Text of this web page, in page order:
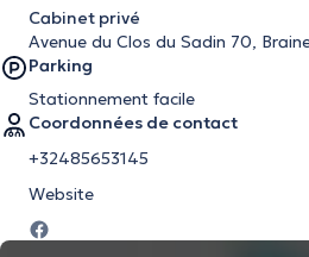
Cabinet privé
Avenue du Clos du Sadin 70,
Parking
Stationnement facile
Coordonnées de contact
+32485653145
Website